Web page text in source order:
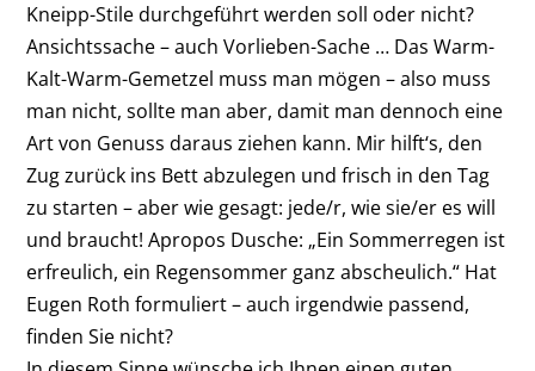
Kneipp-Stile durchgeführt werden soll oder nicht?
Ansichtssache – auch Vorlieben-Sache … Das Warm-
Kalt-Warm-Gemetzel muss man mögen – also muss
man nicht, sollte man aber, damit man dennoch eine
Art von Genuss daraus ziehen kann. Mir hilft‘s, den
Zug zurück ins Bett abzulegen und frisch in den Tag
zu starten – aber wie gesagt: jede/r, wie sie/er es will
und braucht! Apropos Dusche: „Ein Sommerregen ist
erfreulich, ein Regensommer ganz abscheulich.“ Hat
Eugen Roth formuliert – auch irgendwie passend,
finden Sie nicht?